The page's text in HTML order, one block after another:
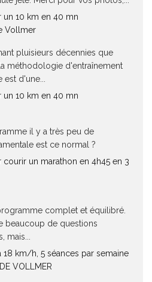
un 10 km en 40 mn
Vollmer
pluisieurs décennies que
méthodologie d'entraînement
d'une...
un 10 km en 40 mn
il y a très peu de
est ce normal ?
courir un marathon en 4h45 en 3
complet et équilibré.
beaucoup de questions
mais...
18 km/h, 5 séances par semaine
VOLLMER